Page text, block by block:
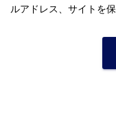
ルアドレス、サイトを保